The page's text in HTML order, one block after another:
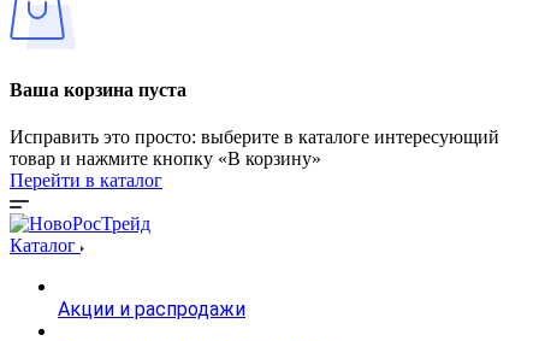
Ваша корзина пуста
Исправить это просто: выберите в каталоге интересующий
товар и нажмите кнопку «В корзину»
Перейти в каталог
Каталог
Акции и распродажи